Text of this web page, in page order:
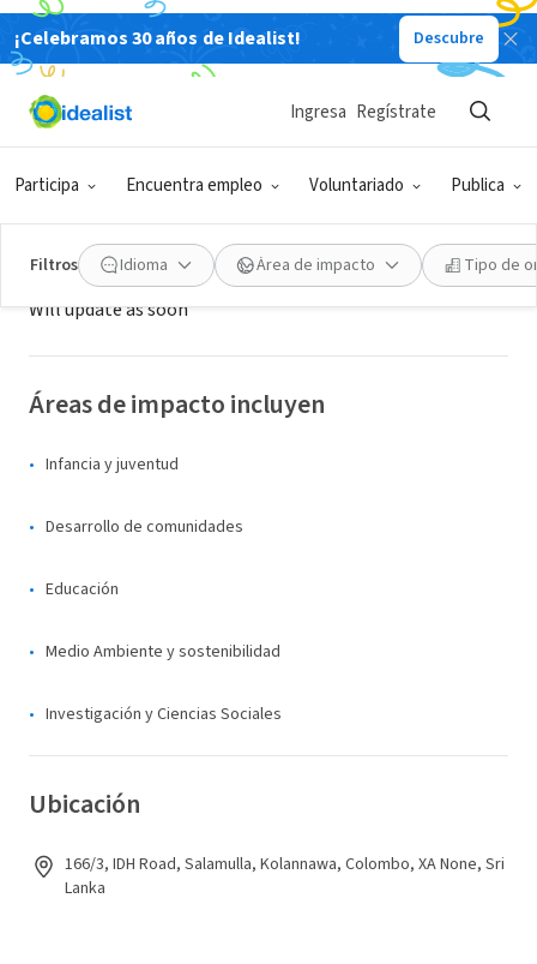
¡Celebramos 30 años de Idealist! Descubre
Participa Encuentra empleo Voluntariado Publica
Ingresa Regístrate
Filtros Idioma Área de impacto Tipo de
ORGANIZACIÓN SIN FIN DE LUCRO
Verdant Foundatin
Acerca de
Will update as soon
Áreas de impacto incluyen
Infancia y juventud
Desarrollo de comunidades
Educación
Medio Ambiente y sostenibilidad
Investigación y Ciencias Sociales
Ubicación
166/3, IDH Road, Salamulla, Kolannawa, Colombo, XA None, Sri
Lanka